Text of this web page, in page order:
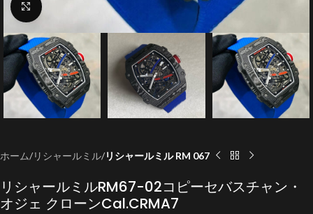
クリックで拡大
ホーム リシャールミル リシャールミル RM 067
リシャールミルRM67-02コピーセバスチャン・
オジェ クローンCal.CRMA7